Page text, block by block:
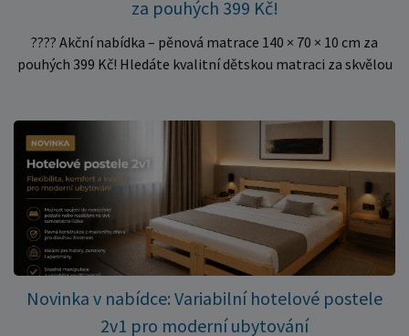
za pouhých 399 Kč!
???? Akční nabídka – pěnová matrace 140 × 70 × 10 cm za
pouhých 399 Kč! Hledáte kvalitní dětskou matraci za skvělou
✅ Pohodlné pěnové jádro pro komfortní spánek dítěte ✅
Skvělá volba do dětských postýlek ✅ Výjimečně výhodná cena
– jen 399 Kč Využijte této mimořádné nabídky a pořiďte
kvalitní matraci za cenu, která patří k nejvýhodnějším na
trhu. Akce platí pouze do vyprodání zásob. Nakupujte chytře a
ušetřete!
Novinka v nabídce: Variabilní hotelové postele
2v1 pro moderní ubytování